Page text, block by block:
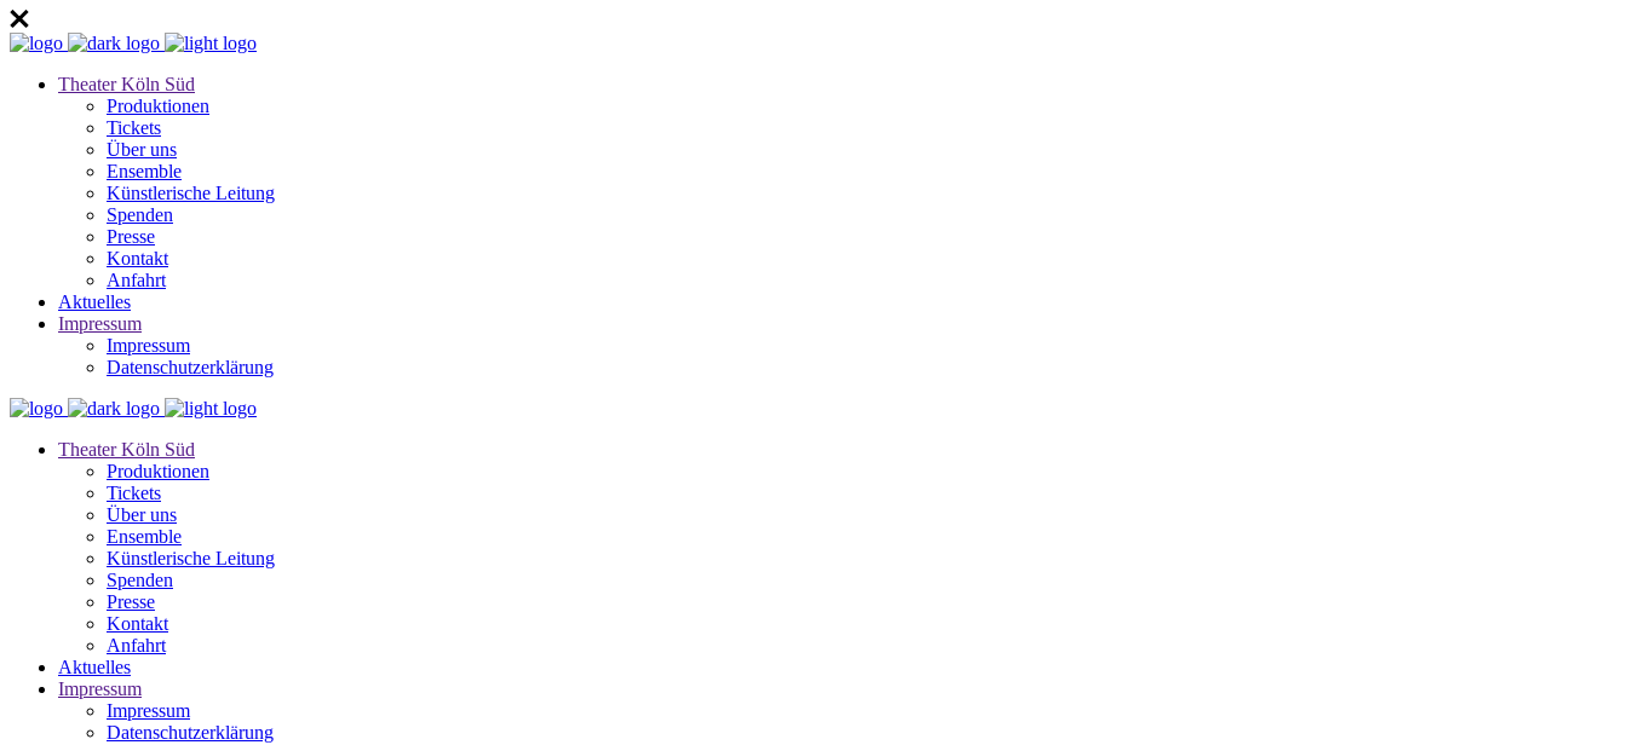
Theater Köln Süd
Produktionen
Tickets
Über uns
Ensemble
Künstlerische Leitung
Spenden
Presse
Kontakt
Anfahrt
Aktuelles
Impressum
Impressum
Datenschutzerklärung
Theater Köln Süd
Produktionen
Tickets
Über uns
Ensemble
Künstlerische Leitung
Spenden
Presse
Kontakt
Anfahrt
Aktuelles
Impressum
Impressum
Datenschutzerklärung